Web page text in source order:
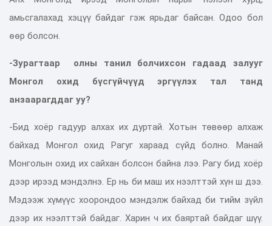
амьсгалахад хэцүү байдаг гэж ярьдаг байсан. Одоо бол
өөр болсон.
-Зурагтаар олны танил болчихсон гадаад залууг
Монгол охид бүсгүйчүүд эргүүлэх тал танд
анзаарагддаг уу?
-Бид хоёр гадуур алхах их дуртай. Хотын төвөөр алхаж
байхад Монгол охид Рагуг хараад сүйд болно. Манай
Монголын охид их сайхан болсон байна лээ. Рагу бид хоёр
дээр ирээд мэндэлнэ. Ер нь би маш их нээлттэй хүн ш дээ.
Мэдээж хүмүүс хоорондоо мэндэлж байхад би тийм зүйл
дээр их нээлттэй байдаг. Харин ч их баяртай байдаг шүү.